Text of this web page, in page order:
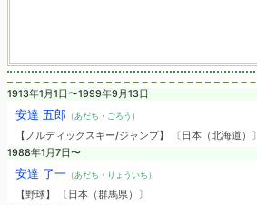
1913年1月1日〜1999年9月13日
安達 五郎（あだち・ごろう）
【ノルディックスキー/ジャンプ】 〔日本（北海道）〕
1988年1月7日〜
安達 了一（あだち・りょういち）
【野球】 〔日本（群馬県）〕